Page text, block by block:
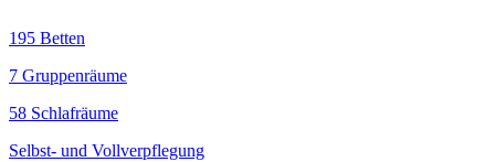
195 Betten
7 Gruppenräume
58 Schlafräume
Selbst- und Vollverpflegung